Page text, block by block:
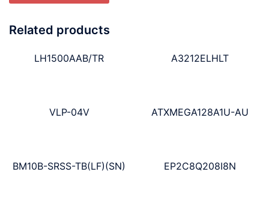
Related products
LH1500AAB/TR A3212ELHLT
VLP-04V ATXMEGA128A1U-AU
BM10B-SRSS-TB(LF)(SN) EP2C8Q208I8N